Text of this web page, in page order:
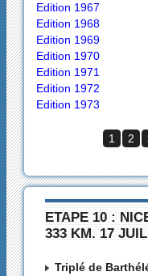
Edition 1967
Edition 1968
Edition 1969
Edition 1970
Edition 1971
Edition 1972
Edition 1973
1 2
ETAPE 10 :
333 KM. 17
Triplé de